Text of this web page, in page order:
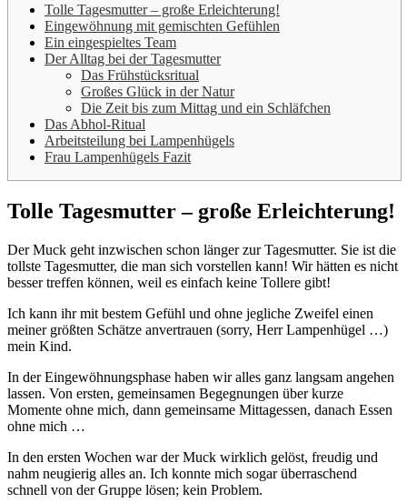
Tolle Tagesmutter – große Erleichterung!
Eingewöhnung mit gemischten Gefühlen
Ein eingespieltes Team
Der Alltag bei der Tagesmutter
Das Frühstücksritual
Großes Glück in der Natur
Die Zeit bis zum Mittag und ein Schläfchen
Das Abhol-Ritual
Arbeitsteilung bei Lampenhügels
Frau Lampenhügels Fazit
Tolle Tagesmutter – große Erleichterung!
Der Muck geht inzwischen schon länger zur Tagesmutter. Sie ist die
tollste Tagesmutter, die man sich vorstellen kann! Wir hätten es nicht
besser treffen können, weil es einfach keine Tollere gibt!
Ich kann ihr mit bestem Gefühl und ohne jegliche Zweifel einen
meiner größten Schätze anvertrauen (sorry, Herr Lampenhügel …)
mein Kind.
In der Eingewöhnungsphase haben wir alles ganz langsam angehen
lassen. Von ersten, gemeinsamen Begegnungen über kurze
Momente ohne mich, dann gemeinsame Mittagessen, danach Essen
ohne mich …
In den ersten Wochen war der Muck wirklich gelöst, freudig und
nahm neugierig alles an. Ich konnte mich sogar überraschend
schnell von der Gruppe lösen; kein Problem.